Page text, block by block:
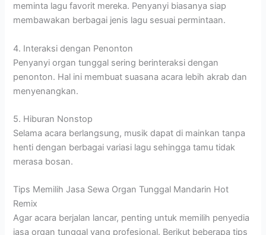
meminta lagu favorit mereka. Penyanyi biasanya siap
membawakan berbagai jenis lagu sesuai permintaan.
4. Interaksi dengan Penonton
Penyanyi organ tunggal sering berinteraksi dengan
penonton. Hal ini membuat suasana acara lebih akrab dan
menyenangkan.
5. Hiburan Nonstop
Selama acara berlangsung, musik dapat di mainkan tanpa
henti dengan berbagai variasi lagu sehingga tamu tidak
merasa bosan.
Tips Memilih Jasa Sewa Organ Tunggal Mandarin Hot
Remix
Agar acara berjalan lancar, penting untuk memilih penyedia
jasa organ tunggal yang profesional. Berikut beberapa tips